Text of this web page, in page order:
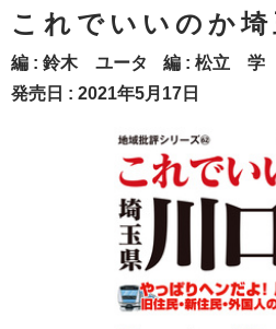
これでいいのか
編 : 鈴木 ユータ 編 : 松立 学
発売日 : 2021年5月17日